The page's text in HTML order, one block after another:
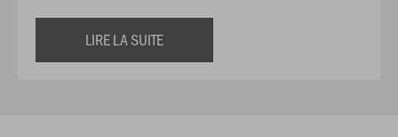
LIRE LA SUITE